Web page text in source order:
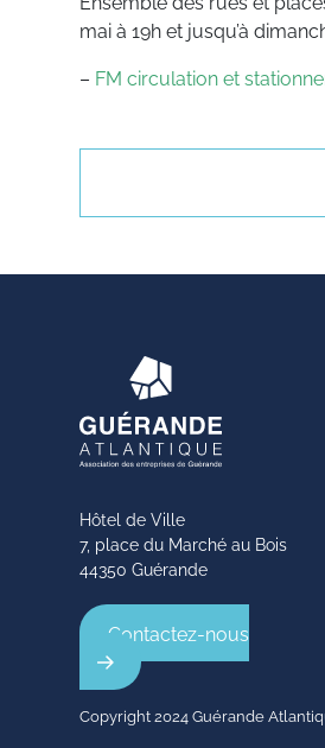
mai à 19h et jusqu’à
– FM circulation et
Hôtel de Ville
7, place du Marché au Bois
44350 Guérande
Contactez-nous
Copyright 2024 Guérande